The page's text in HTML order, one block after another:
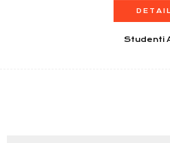
DETAIL
Studenti